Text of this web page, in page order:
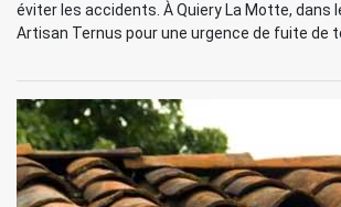
éviter les accidents. À Quiery La Motte, dans
Artisan Ternus pour une urgence de fuite de